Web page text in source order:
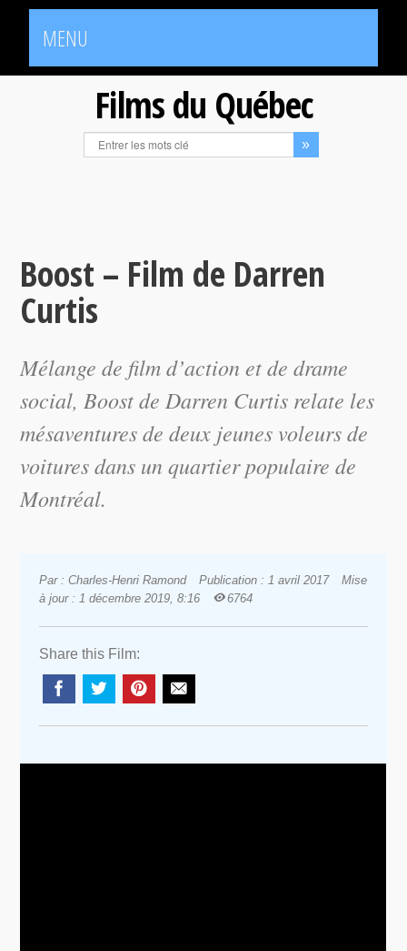
MENU
Films du Québec
Boost – Film de Darren
Curtis
Mélange de film d’action et de drame
social, Boostde Darren Curtis relate les
mésaventures de deux jeunes voleurs de
voitures dans un quartier populaire de
Montréal.
Par : Charles-Henri Ramond Publication : 1 avril 2017
Mise
à jour : 1 décembre 2019, 8:16
6764
Share this Film: